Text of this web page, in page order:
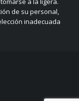
de su personal,
inadecuada